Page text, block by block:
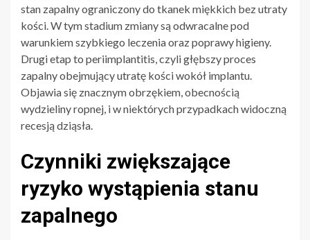
stan zapalny ograniczony do tkanek miękkich bez utraty
kości. W tym stadium zmiany są odwracalne pod
warunkiem szybkiego leczenia oraz poprawy higieny.
Drugi etap to periimplantitis, czyli głębszy proces
zapalny obejmujący utratę kości wokół implantu.
Objawia się znacznym obrzękiem, obecnością
wydzieliny ropnej, i w niektórych przypadkach widoczną
recesją dziąsła.
Czynniki zwiększające
ryzyko wystąpienia stanu
zapalnego